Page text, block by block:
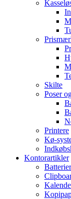
Skilte
Poser
Printere
Kø-
Kontorartikler
Batterier